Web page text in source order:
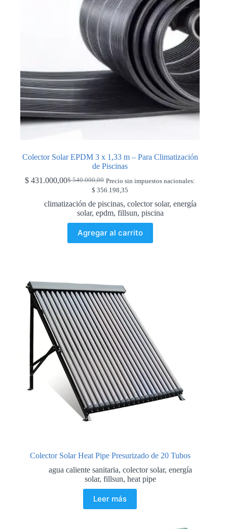
Colector Solar EPDM 3 x 1,33 m – Para Climatización
de Piscinas
$540.000,00
Original
was:
$ 540.000,00.
$ 431.000,00Current
is:
$ 431.000,00.
Precio sin impuestos nacionales:
$ 356.198,35
climatización de piscinas, colector solar, energía
solar, epdm, fillsun, piscina
Agregar al carrito
Colector Solar Heat Pipe Presurizado de 20 Tubos
agua caliente sanitaria, colector solar, energía
solar, fillsun, heat pipe
Leer más